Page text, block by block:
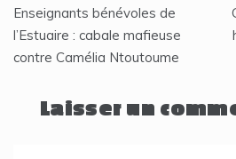
de
l’article
Enseignants bénévoles de
l’Estuaire : cabale mafieuse
contre Camélia Ntoutoume
Laisser un